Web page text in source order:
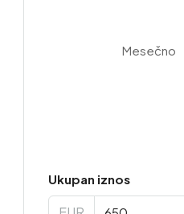
Mesečno
Ukupan iznos